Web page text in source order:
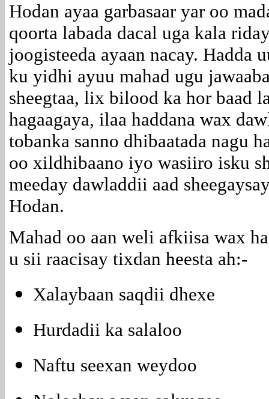
Hodan ayaa garbasaar yar oo
qoorta labada dacal uga kala
joogisteeda ayaan nacay. Hadda
ku yidhi ayuu mahad ugu
sheegtaa, lix bilood ka hor baad
hagaagaya, ilaa haddana wax
tobanka sanno dhibaatada nagu
oo xildhibaano iyo wasiiro isku
meeday dawladdii aad
Hodan.
Mahad oo aan weli afkiisa wax
u sii raacisay tixdan heesta ah:-
Xalaybaan saqdii dhexe
Hurdadii ka salaloo
Naftu seexan weydoo